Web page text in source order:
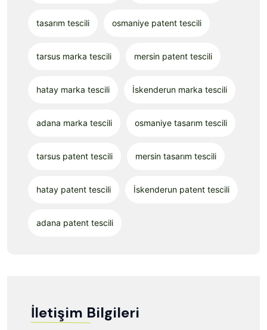
tasarım tescili osmaniye patent tescili
tarsus marka tescili mersin patent tescili
hatay marka tescili İskenderun marka tescili
adana marka tescili osmaniye tasarım tescili
tarsus patent tescili mersin tasarım tescili
hatay patent tescili İskenderun patent tescili
adana patent tescili
İletişim Bilgileri